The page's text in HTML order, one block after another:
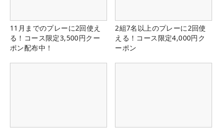
11月までのプレーに2回使え
る！コース限定3,500円クー
ポン配布中！
2組7名以上のプレーに2回使
える！コース限定4,000円ク
ーポン